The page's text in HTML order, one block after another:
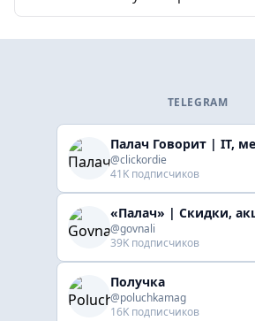
TELEGRAM
@clickordie
41K подписчиков
@govnali
39K подписчиков
Получка
@poluchkamag
16K подписчиков